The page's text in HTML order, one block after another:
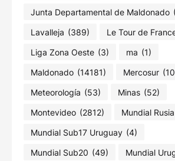
Junta Departamental de Maldonado
Lavalleja (389) Le Tour de
Liga Zona Oeste (3) ma (1)
Maldonado (14181) Mercosur
Meteorología (53) Minas (52)
Montevideo (2812) Mundial
Mundial Sub17 Uruguay (4)
Mundial Sub20 (49) Mundial